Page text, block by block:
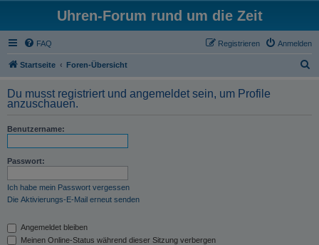
Uhren-Forum rund um die Zeit
FAQ Anmelden
Registrieren
Startseite Foren-Übersicht
Du musst registriert und angemeldet sein, um Profile
anzuschauen.
Benutzername:
Passwort:
Ich habe mein Passwort vergessen
Die Aktivierungs-E-Mail erneut senden
Angemeldet bleiben
Meinen Online-Status während dieser Sitzung verbergen